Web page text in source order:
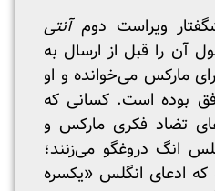
ویراست دومآنتی
آن را قبل از ارسال به
مارکس می‌خوانده و او
بوده است. کسانی که
تضاد فکری مارکس و
انگ دروغگو می‌زنند؛
که ادعای انگلس «یکسره